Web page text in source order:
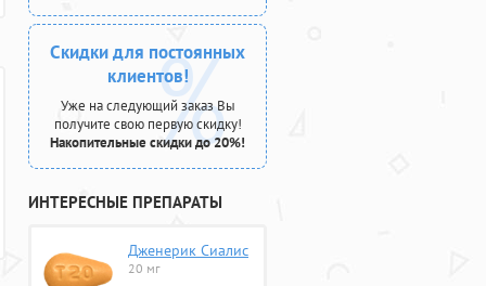
Скидки для постоянных
клиентов!
Уже на следующий заказ Вы
получите свою первую скидку!
Накопительные скидки до 20%!
ИНТЕРЕСНЫЕ ПРЕПАРАТЫ
Дженерик Сиалис
20 мг